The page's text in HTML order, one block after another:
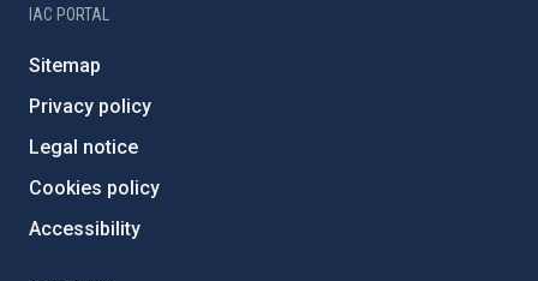
IAC PORTAL
Sitemap
Privacy policy
Legal notice
Cookies policy
Accessibility